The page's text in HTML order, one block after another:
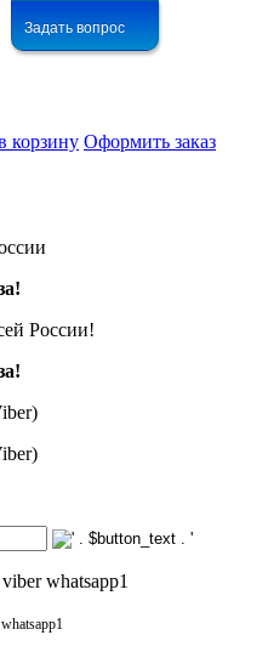
корзину Оформить заказ
России!
Задать вопрос